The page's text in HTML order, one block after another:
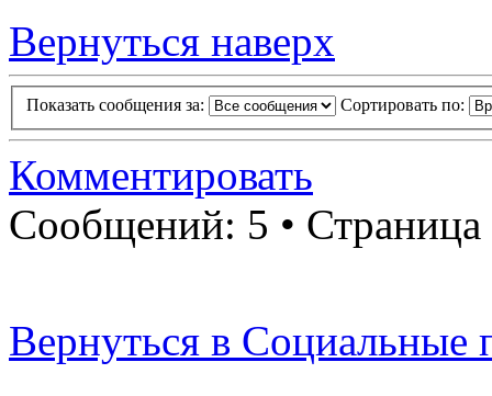
Вернуться наверх
Показать сообщения за: Сортировать по:
Комментировать
Сообщений: 5 • Страница
Вернуться в Социальные